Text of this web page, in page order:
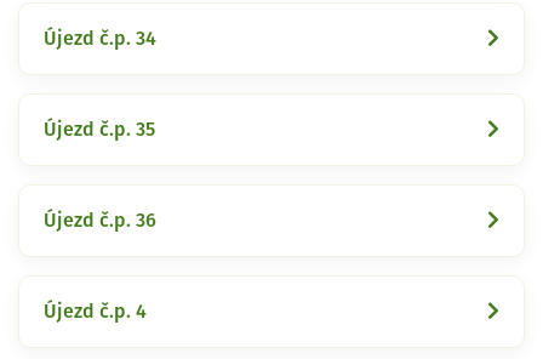
Újezd č.p. 34
Újezd č.p. 35
Újezd č.p. 36
Újezd č.p. 4